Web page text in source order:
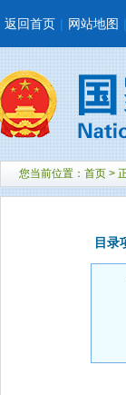
返回首页 | 网站地图 |
您当前位置： 首页 >
目录